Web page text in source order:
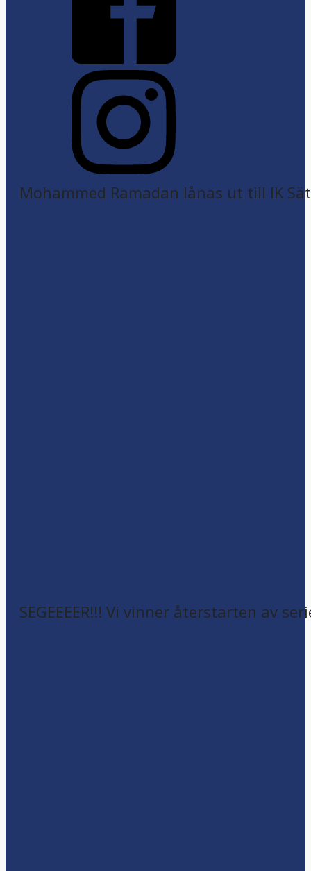
Mohammed Ramadan lånas ut till IK
SEGEEEER!!! Vi vinner återstarten av